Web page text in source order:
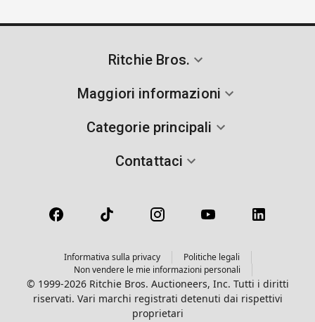
Ritchie Bros.
Maggiori informazioni
Categorie principali
Contattaci
Informativa sulla privacy
Politiche legali
Non vendere le mie informazioni personali
© 1999-2026 Ritchie Bros. Auctioneers, Inc. Tutti i diritti
riservati. Vari marchi registrati detenuti dai rispettivi
proprietari